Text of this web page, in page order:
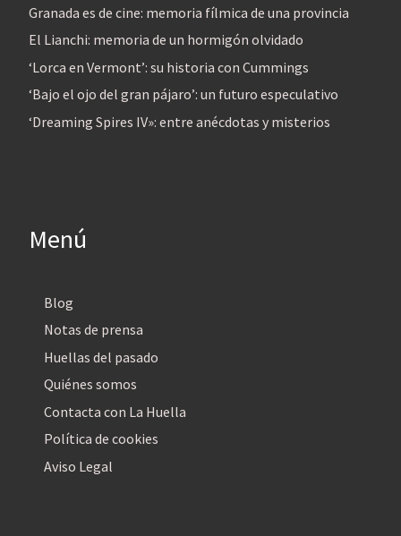
Granada es de cine: memoria fílmica de una provincia
El Lianchi: memoria de un hormigón olvidado
‘Lorca en Vermont’: su historia con Cummings
‘Bajo el ojo del gran pájaro’: un futuro especulativo
‘Dreaming Spires IV»: entre anécdotas y misterios
Menú
Blog
Notas de prensa
Huellas del pasado
Quiénes somos
Contacta con La Huella
Política de cookies
Aviso Legal